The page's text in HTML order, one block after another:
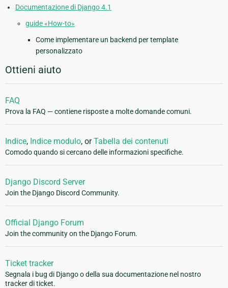
Documentazione di Django 4.1
guide «How-to»
Come implementare un backend per template
personalizzato
Ottieni aiuto
FAQ
Prova la FAQ — contiene risposte a molte domande comuni.
Indice, Indice modulo, orTabella dei contenuti
Comodo quando si cercano delle informazioni specifiche.
Django Discord Server
Join the Django Discord Community.
Official Django Forum
Join the community on the Django Forum.
Ticket tracker
Segnala i bug di Django o della sua documentazione nel nostro
tracker di ticket.